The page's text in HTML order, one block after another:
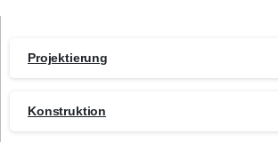
Projektierung
Konstruktion